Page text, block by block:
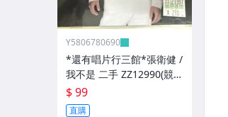
Y5806780690
*還有唱片行三館*張衛健 /
我不是 二手 ZZ12990(競
標)(補單
$ 99
直購